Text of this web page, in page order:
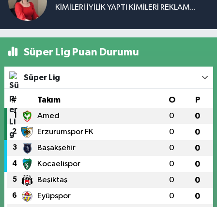
KİMİLERİ İYİLİK YAPTI KİMİLERİ REKLAM...
Süper Lig Puan Durumu
Süper Lig
# Takım O P
1 Amed 0 0
2 Erzurumspor FK 0 0
3 Başakşehir 0 0
4 Kocaelispor 0 0
5 Beşiktaş 0 0
6 Eyüpspor 0 0